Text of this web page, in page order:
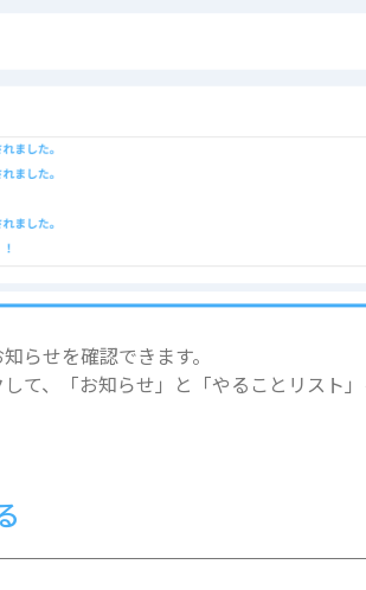
らせを確認できます。
て、「お知らせ」と「やることリスト